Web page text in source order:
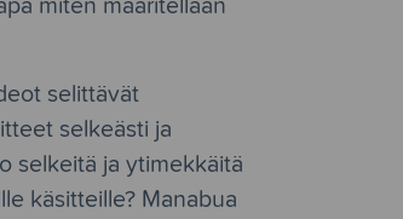
selittävät
selkeästi ja
selkeitä ja ytimekkäitä
käsitteille? Manabua